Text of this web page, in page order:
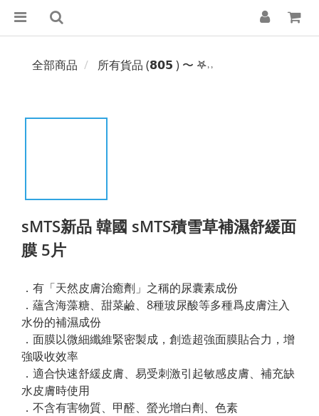
全部商品 所有貨品 (𝟴𝟬𝟱 ) 〜 𖤐˒˒‪‪
sMTS新品 韓國 sMTS積雪草補濕舒緩面
膜 5片
．有「天然皮膚治癒劑」之稱的尿囊素成份
．蘊含海藻糖、甜菜鹼、8種玻尿酸等多種爲皮膚注入
水份的補濕成份
．面膜以微細纖維緊密製成，創造超強面膜貼合力，增
強吸收效率
．適合快速舒緩皮膚、易受刺激引起敏感皮膚、補充缺
水皮膚時使用
．不含有害物質、甲醛、螢光增白劑、色素